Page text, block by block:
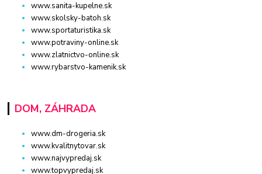
www.sanita-kupelne.sk
www.skolsky-batoh.sk
www.sportaturistika.sk
www.potraviny-online.sk
www.zlatnictvo-online.sk
www.rybarstvo-kamenik.sk
DOM, ZÁHRADA
www.dm-drogeria.sk
www.kvalitnytovar.sk
www.najvypredaj.sk
www.topvypredaj.sk